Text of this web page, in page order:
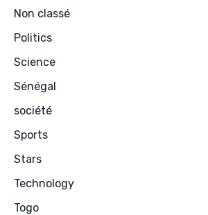
Non classé
Politics
Science
Sénégal
société
Sports
Stars
Technology
Togo